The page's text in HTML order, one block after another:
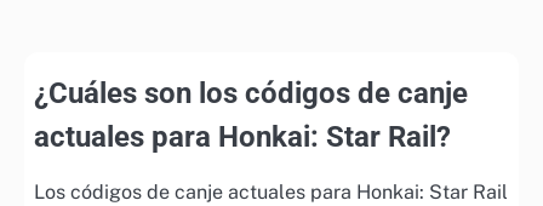
¿Cuáles son los códigos de canje
actuales para Honkai: Star Rail?
Los códigos de canje actuales para Honkai: Star Rail